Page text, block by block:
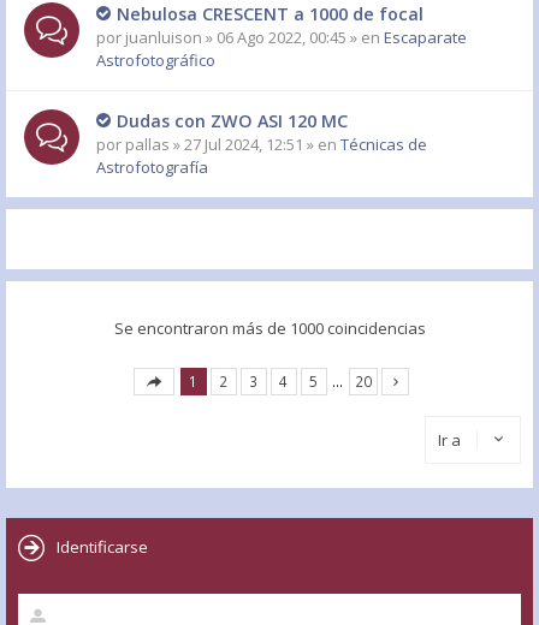
Nebulosa CRESCENT a 1000 de focal
por juanluison » 06 Ago 2022, 00:45 » en Escaparate
Astrofotográfico
Dudas con ZWO ASI 120 MC
por pallas » 27 Jul 2024, 12:51 » en Técnicas de
Astrofotografía
Se encontraron más de 1000 coincidencias
1 2 3 4 5 … 20
Ir a
Identificarse